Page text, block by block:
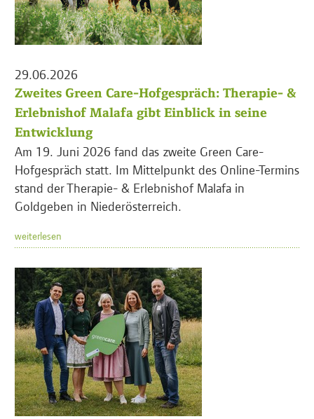
29.06.2026
Zweites Green Care-Hofgespräch: Therapie- &
Erlebnishof Malafa gibt Einblick in seine
Entwicklung
Am 19. Juni 2026 fand das zweite Green Care-
Hofgespräch statt. Im Mittelpunkt des Online-Termins
stand der Therapie- & Erlebnishof Malafa in
Goldgeben in Niederösterreich.
weiterlesen